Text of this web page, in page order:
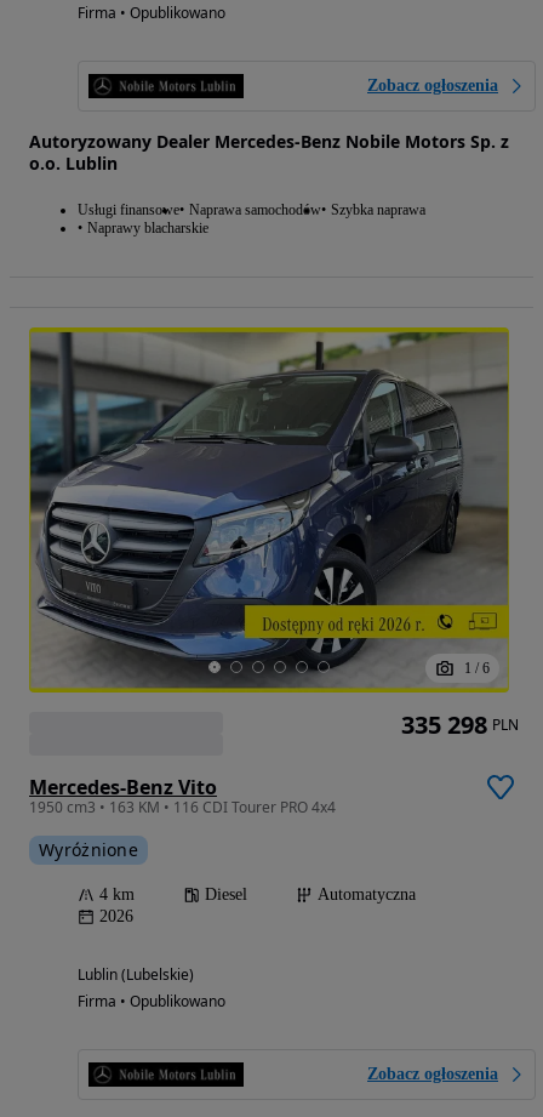
Firma • Opublikowano
Zobacz ogłoszenia
Autoryzowany Dealer Mercedes-Benz Nobile Motors Sp. z
o.o. Lublin
Usługi finansowe Naprawa samochodów Szybka naprawa
Naprawy blacharskie
1 / 6
Mercedes-Benz Vito
1950 cm3 • 163 KM • 116 CDI Tourer PRO 4x4
Wyróżnione
4 km Diesel
Automatyczna
2026
Lublin (Lubelskie)
Firma • Opublikowano
Zobacz ogłoszenia
335 298 PLN